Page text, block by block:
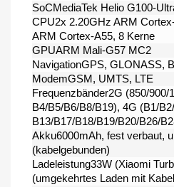
SoCMediaTek Helio G100-
CPU2x 2.20GHz ARM
ARM Cortex-A55, 8 Kerne
GPUARM Mali-G57 MC2
NavigationGPS, GLONASS,
ModemGSM, UMTS, LTE
Frequenzbänder2G (850/​900/​
B4/​B5/​B6/​B8/​B19), 4G (B1/​
B13/​B17/​B18/​B19/​B20/​B26/​
Akku6000mAh, fest verbaut,
(kabelgebunden)
Ladeleistung33W (Xiaomi
(umgekehrtes Laden mit